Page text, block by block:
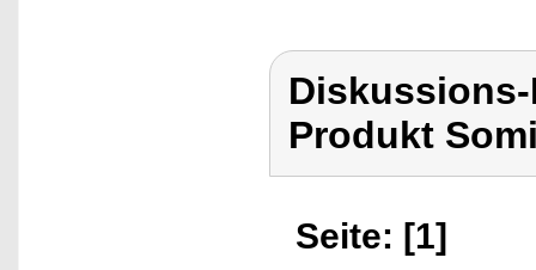
Produkt
Seite: [1]